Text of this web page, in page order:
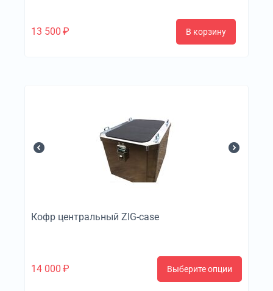
13 500 ₽ В корзину
Кофр центральный ZIG-case
14 000 ₽ Выберите опции